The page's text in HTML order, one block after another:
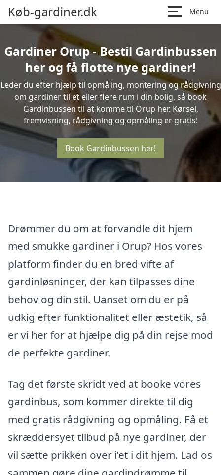
Køb-gardiner.dk Menu
Gardiner Orup - Bestil Gardinbussen
her og få flotte nye gardiner!
Leder du efter hjælp til opmåling, montering og rådgivning
om gardiner til et eller flere rum i din bolig, så book
Gardinbussen til at komme til Orup her. Kørsel,
fremvisning, rådgivning og opmåling er gratis!
Book Gardinbussen her!
Drømmer du om at forvandle dit hjem
med smukke gardiner i Orup? Hos vores
platform finder du en bred vifte af
gardinløsninger, der kan tilpasses dine
behov og din stil. Uanset om du er på
udkig efter funktionalitet eller æstetik, så
er vi her for at hjælpe dig på din rejse mod
de perfekte gardiner.
Tag det første skridt ved at booke vores
gardinbus, som kommer direkte til dig
med gratis rådgivning og opmåling. Få et
skræddersyet tilbud på nye gardiner, der
vil sætte prikken over i’et i dit hjem. Lad os